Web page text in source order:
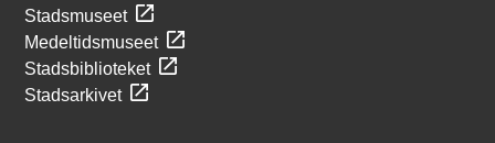
Stadsmuseet
Medeltidsmuseet
Stadsbiblioteket
Stadsarkivet